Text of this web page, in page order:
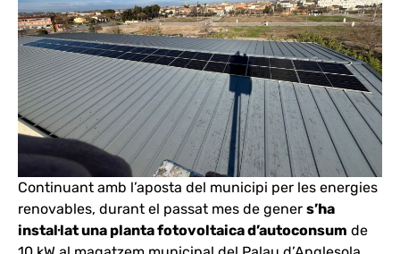
Continuant amb l’aposta del municipi per les energies
renovables, durant el passat mes de gener s’ha
instal·lat una planta fotovoltaica d’autoconsum de